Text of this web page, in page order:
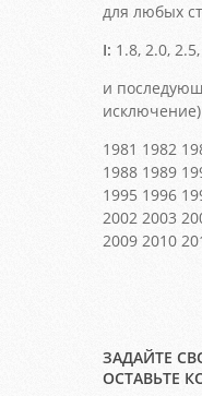
для любых
I: 1.8, 2.0,
и
1981 1982
1988 1989
1995 1996
2002 2003
2009 2010
ЗАДАЙТЕ
ОСТАВЬТЕ